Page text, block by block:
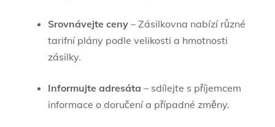
Srovnávejte ceny – Zásilkovna nabízí různé
tarifní plány podle velikosti a hmotnosti
zásilky.
Informujte adresáta – sdílejte s příjemcem
informace o doručení a případné změny.